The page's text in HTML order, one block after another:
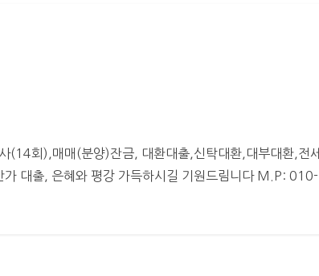
(14회),매매(분양)잔금, 대환대출,신탁대환,대부대환,전세
대출, 은혜와 평강 가득하시길 기원드림니다 M.P: 010-